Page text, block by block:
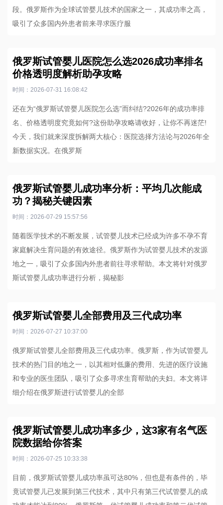
段。俄罗斯作为全球试管婴儿技术的国家之一，其成功率之高，
吸引了众多国内外患者前来寻求医疗服
俄罗斯试管婴儿医院怎么选2026成功率排名
价格透明度解析助孕攻略
时间：2026-07-31 16:08:42
还在为“俄罗斯试管婴儿医院怎么选”而纠结?2026年的成功率排
名、价格透明度究竟如何?这份助孕攻略请收好，让你不再迷茫!
今天，我们就来深度拆解两大核心：医院选择方法论与2026年全
新数据实况。在俄罗斯
俄罗斯试管婴儿成功率分析：平均几次能成
功？揭秘关键因素
时间：2026-07-29 15:57:56
随着医学技术的不断发展，试管婴儿技术已经成为许多不孕不育
家庭解决生育问题的有效途径。俄罗斯作为试管婴儿技术的发源
地之一，吸引了众多国内外患者前往寻求帮助。本文将针对俄罗
斯试管婴儿成功率进行分析，揭秘影
俄罗斯试管婴儿全部费用及三代成功率
时间：2026-07-27 10:37:00
俄罗斯试管婴儿全部费用及三代成功率。俄罗斯，作为试管婴儿
技术的热门目的地之一，以其相对低廉的费用、先进的医疗设施
和专业的医生团队，吸引了众多寻求生育帮助的夫妇。本文将详
细介绍在俄罗斯进行试管婴儿的全部
俄罗斯试管婴儿成功率多少，这3家有名气医
院数据给你答案
时间：2026-07-25 10:33:38
目前，俄罗斯试管婴儿成功率虽可达80%，但也是有条件的，毕
竟试管婴儿已发展到第三代技术，其中只有第三代试管婴儿的成